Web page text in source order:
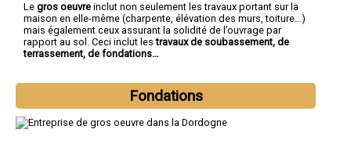
Le gros oeuvre inclut non seulement les travaux portant sur la
maison en elle-même (charpente, élévation des murs, toiture…)
mais également ceux assurant la solidité de l’ouvrage par
rapport au sol. Ceci inclut lestravaux de soubassement, de
terrassement, de fondations…
Fondations